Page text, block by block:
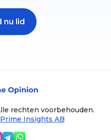
nu lid
rechten voorbehouden.
Prime Insights AB